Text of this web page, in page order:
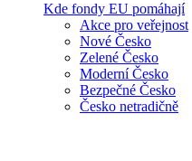
Kde fondy EU pomáhají
Akce pro veřejnost
Nové Česko
Zelené Česko
Moderní Česko
Bezpečné Česko
Česko netradičně